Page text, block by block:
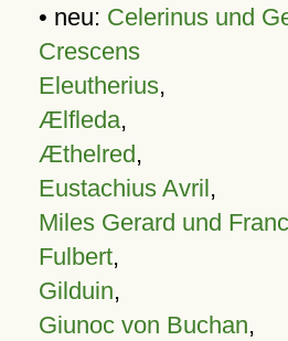
• neu: Celerinus und
Crescens
Eleutherius,
Ælfleda,
Æthelred,
Eustachius Avril,
Miles Gerard und
Fulbert,
Gilduin,
Giunoc von Buchan,